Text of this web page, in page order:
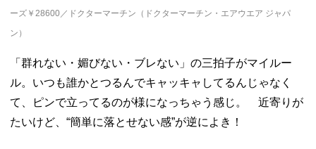
ーズ￥28600／ドクターマーチン（ドクターマーチン・エアウエア ジャパ
ン）
「群れない・媚びない・ブレない」の三拍子がマイルー
ル。いつも誰かとつるんでキャッキャしてるんじゃなく
て、ピンで立ってるのが様になっちゃう感じ。 近寄りが
たいけど、“簡単に落とせない感”が逆によき！